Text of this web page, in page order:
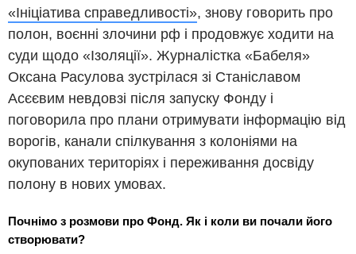
«Ініціатива справедливості», знову говорить про
полон, воєнні злочини рф і продовжує ходити на
суди щодо «Ізоляції». Журналістка «Бабеля»
Оксана Расулова зустрілася зі Станіславом
Асєєвим невдовзі після запуску Фонду і
поговорила про плани отримувати інформацію від
ворогів, канали спілкування з колоніями на
окупованих територіях і переживання досвіду
полону в нових умовах.
Почнімо з розмови про Фонд. Як і коли ви почали його
створювати?